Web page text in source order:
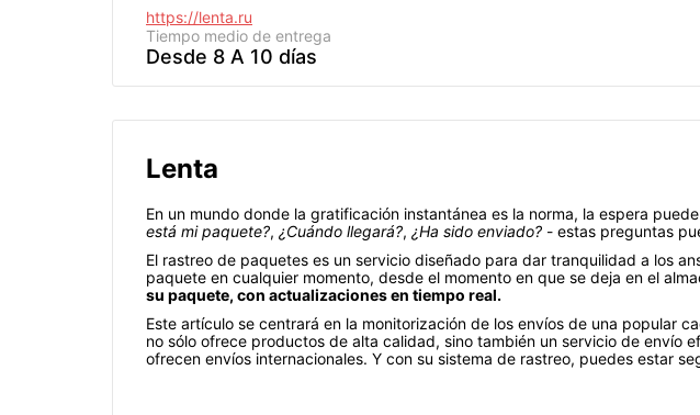
https://lenta.ru
Tiempo medio de entrega
Desde 8 A 10 días
Lenta
En un mundo donde la gratificación instantánea es la norma, la espera
está mi paquete?, ¿Cuándo llegará?, ¿Ha sido enviado? - estas preguntas
El rastreo de paquetes es un servicio diseñado para dar tranquilidad a los
paquete en cualquier momento, desde el momento en que se deja en el
su paquete, con actualizaciones en tiempo real.
Este artículo se centrará en la monitorización de los envíos de una popular
no sólo ofrece productos de alta calidad, sino también un servicio de envío
ofrecen envíos internacionales. Y con su sistema de rastreo, puedes estar